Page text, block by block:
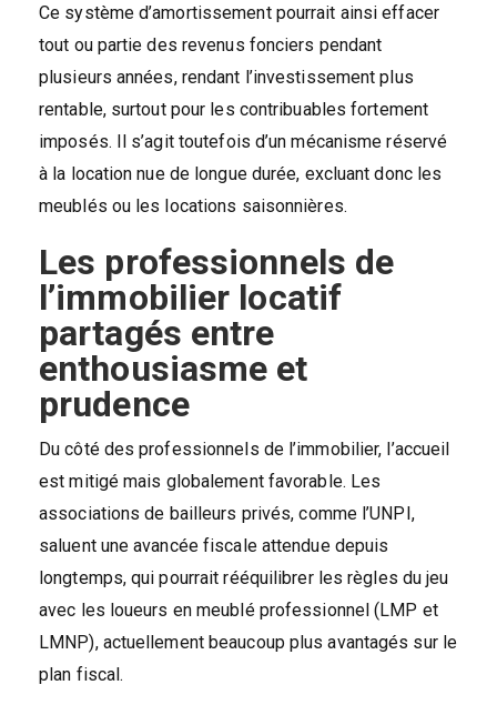
Ce système d’amortissement pourrait ainsi effacer
tout ou partie des revenus fonciers pendant
plusieurs années, rendant l’investissement plus
rentable, surtout pour les contribuables fortement
imposés. Il s’agit toutefois d’un mécanisme réservé
à la location nue de longue durée, excluant donc les
meublés ou les locations saisonnières.
Les professionnels de
l’immobilier locatif
partagés entre
enthousiasme et
prudence
Du côté des professionnels de l’immobilier, l’accueil
est mitigé mais globalement favorable. Les
associations de bailleurs privés, comme l’UNPI,
saluent une avancée fiscale attendue depuis
longtemps, qui pourrait rééquilibrer les règles du jeu
avec les loueurs en meublé professionnel (LMP et
LMNP), actuellement beaucoup plus avantagés sur le
plan fiscal.